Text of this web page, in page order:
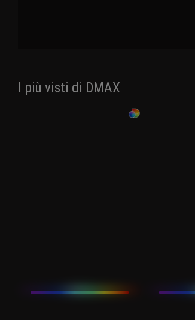
I più visti di DMAX